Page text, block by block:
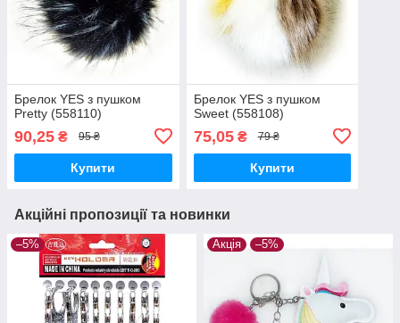
Брелок YES з пушком
Pretty (558110)
90,25 ₴ 95 ₴
Купити
Брелок YES з пушком
Sweet (558108)
75,05₴ 79 ₴
Купити
Акційні пропозиції та новинки
–5% Акція –5%